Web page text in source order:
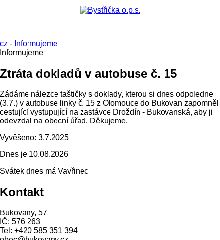
cz - Informujeme
Informujeme
Ztráta dokladů v autobuse č. 15
Žádáme nálezce taštičky s doklady, kterou si dnes odpoledne
(3.7.) v autobuse linky č. 15 z Olomouce do Bukovan zapomněl
cestující vystupující na zastávce Droždín - Bukovanská, aby ji
odevzdal na obecní úřad. Děkujeme.
Vyvěšeno: 3.7.2025
Dnes je 10.08.2026
Svátek dnes má Vavřinec
Kontakt
Bukovany, 57
IČ: 576 263
Tel: +420 585 351 394